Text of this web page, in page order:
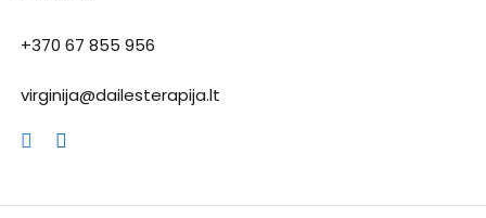
+370 67 855 956
virginija@dailesterapija.lt